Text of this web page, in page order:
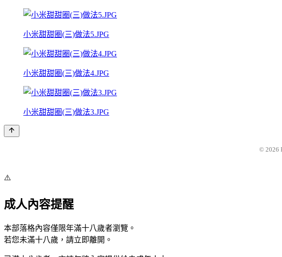
小米甜甜圈(三)做法5.JPG
小米甜甜圈(三)做法4.JPG
小米甜甜圈(三)做法3.JPG
© 2026
⚠️
成人內容提醒
本部落格內容僅限年滿十八歲者瀏覽。
若您未滿十八歲，請立即離開。